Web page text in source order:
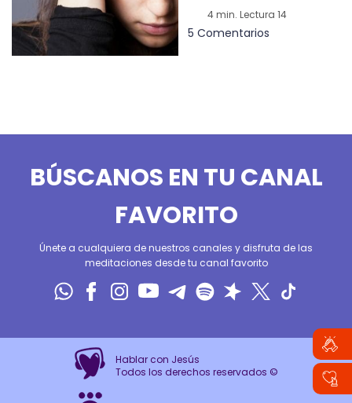
4 min. Lectura 14
5 Comentarios
BÚSCANOS EN TU CANAL
FAVORITO
Únete a cualquiera de nuestros canales y disfruta de las
meditaciones desde tu canal favorito
Hablar con Jesús
Todos los derechos reservados ©